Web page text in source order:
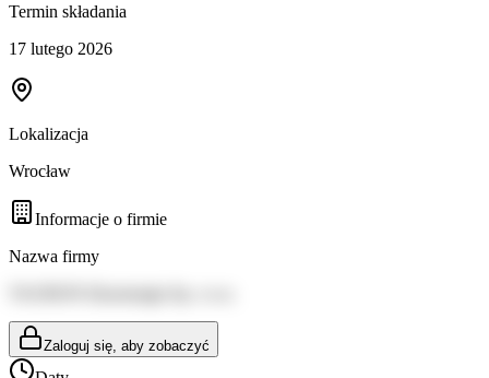
Termin składania
17 lutego 2026
Lokalizacja
Wrocław
Informacje o firmie
Nazwa firmy
Zaloguj się, aby zobaczyć